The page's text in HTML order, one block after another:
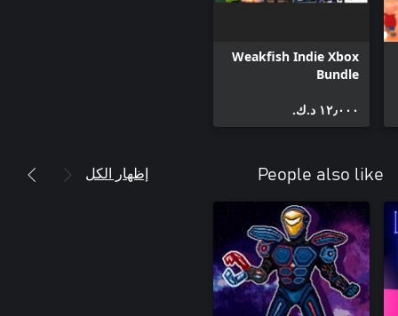
Weakfish Indie Xbox
Bundle
١٢٫٠٠٠ د.ك.‏
People also like إظهار الكل